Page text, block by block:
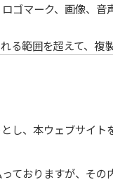
ゴマーク、画像、
範囲を超えて、複
し、本ウェブサイ
ておりますが、そ